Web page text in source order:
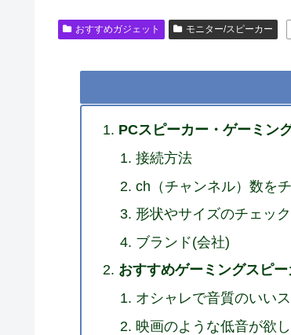
おすすめガジェット モニター/スピーカー
PCスピーカー・ゲーミン
接続方法
ch（チャンネル）数を
形状やサイズのチェック
ブランド(会社)
おすすめゲーミングスピ
オシャレで音質のいい
映画のような低音が欲